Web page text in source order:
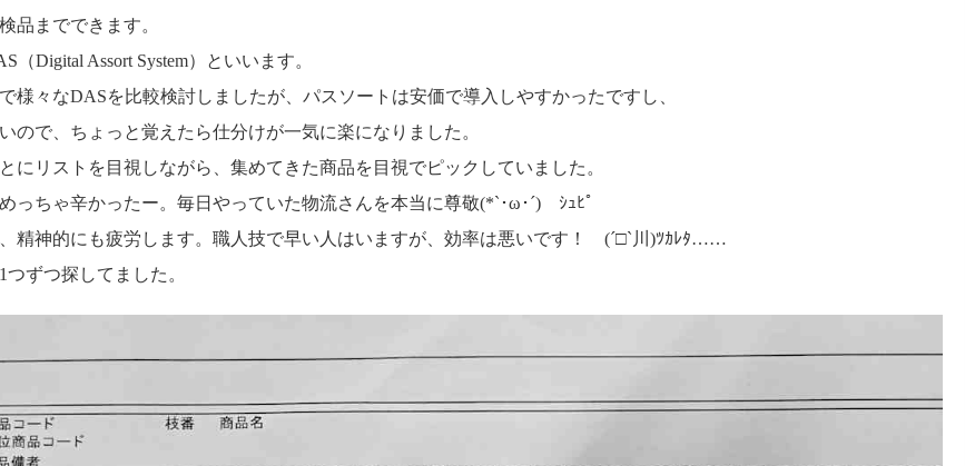
品までできます。
（Digital Assort System）といいます。
様々なDASを比較検討しましたが、パスソートは安価で導入しやすかったですし、
ので、ちょっと覚えたら仕分けが一気に楽になりました。
にリストを目視しながら、集めてきた商品を目視でピックしていました。
っちゃ辛かったー。毎日やっていた物流さんを本当に尊敬(*`･ω･´)ゞｼｭﾋﾟ
精神的にも疲労します。職人技で早い人はいますが、効率は悪いです！ (´□`川)ﾂｶﾚﾀ……
ずつ探してました。